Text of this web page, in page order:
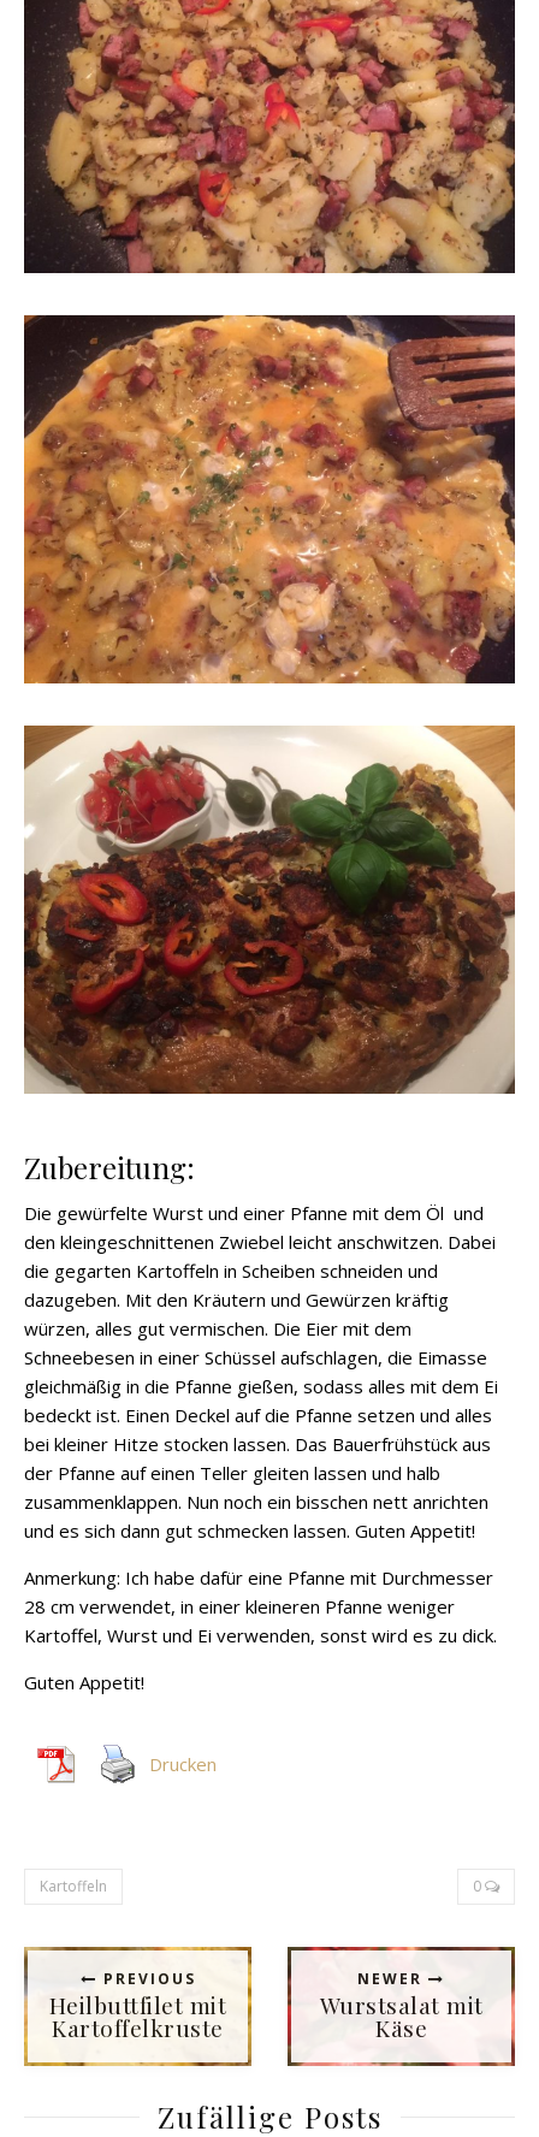
Zubereitung:
Die gewürfelte Wurst und einer Pfanne mit dem Öl und
den kleingeschnittenen Zwiebel leicht anschwitzen. Dabei
die gegarten Kartoffeln in Scheiben schneiden und
dazugeben. Mit den Kräutern und Gewürzen kräftig
würzen, alles gut vermischen. Die Eier mit dem
Schneebesen in einer Schüssel aufschlagen, die Eimasse
gleichmäßig in die Pfanne gießen, sodass alles mit dem Ei
bedeckt ist. Einen Deckel auf die Pfanne setzen und alles
bei kleiner Hitze stocken lassen. Das Bauerfrühstück aus
der Pfanne auf einen Teller gleiten lassen und halb
zusammenklappen. Nun noch ein bisschen nett anrichten
und es sich dann gut schmecken lassen. Guten Appetit!
Anmerkung: Ich habe dafür eine Pfanne mit Durchmesser
28 cm verwendet, in einer kleineren Pfanne weniger
Kartoffel, Wurst und Ei verwenden, sonst wird es zu dick.
Guten Appetit!
Drucken
Kartoffeln 0
PREVIOUS
Heilbuttfilet mit
Kartoffelkruste
NEWER
Wurstsalat mit
Käse
Zufällige Posts